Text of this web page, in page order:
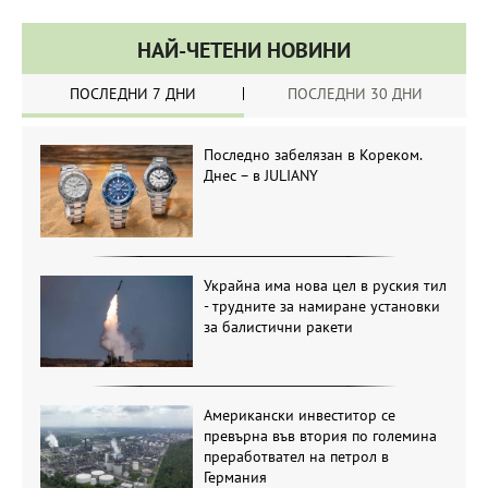
НАЙ-ЧЕТЕНИ НОВИНИ
ПОСЛЕДНИ 7 ДНИ ПОСЛЕДНИ 30 ДНИ
Последно забелязан в Кореком.
Днес – в JULIANY
Украйна има нова цел в руския тил
- трудните за намиране установки
за балистични ракети
Американски инвеститор се
превърна във втория по големина
преработвател на петрол в
Германия